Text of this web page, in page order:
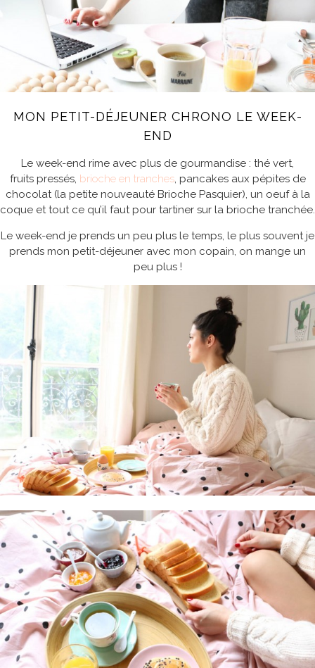
MON PETIT-DÉJEUNER CHRONO LE WEEK-
END
Le week-end rime avec plus de gourmandise : thé vert,
fruits pressés, brioche en tranches, pancakes aux pépites de
chocolat (la petite nouveauté Brioche Pasquier), un oeuf à la
coque et tout ce qu’il faut pour tartiner sur la brioche tranchée.
Le week-end je prends un peu plus le temps, le plus souvent je
prends mon petit-déjeuner avec mon copain, on mange un
peu plus !